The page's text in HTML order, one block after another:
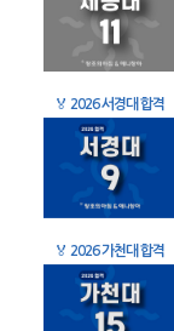
🏅 2026 서경대 합격
🏅 2026 가천대 합격